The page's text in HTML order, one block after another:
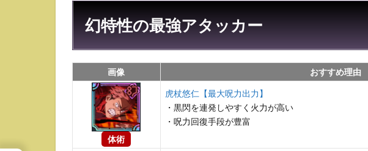
幻特性の最強アタッカー
画像 おすすめ理由
体術
虎杖悠仁【最大呪力出力】
・黒閃を連発しやすく火力が高い
・呪力回復手段が豊富